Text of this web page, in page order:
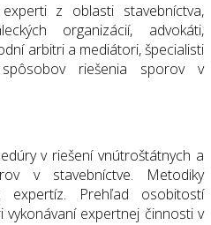
z oblasti stavebníctva,
organizácií, advokáti,
arbitri a mediátori, špecialisti
riešenia sporov v
v riešení vnútroštátnych a
v stavebníctve. Metodiky
expertíz. Prehľad osobitostí
expertnej činnosti v